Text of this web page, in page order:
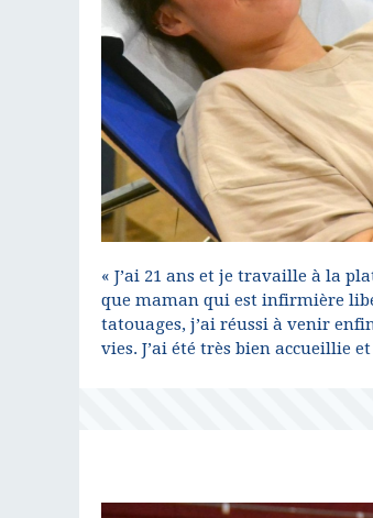
« J’ai 21 ans et je travaille à la
que maman qui est infirmière
tatouages, j’ai réussi à venir
vies. J’ai été très bien accueillie